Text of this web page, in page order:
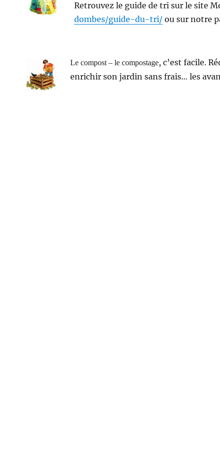
Retrouvez le guide de tri sur le site
dombes/guide-du-tri/ou sur notre
Le compost – le compostage, c’est facile.
enrichir son jardin sans frais… les